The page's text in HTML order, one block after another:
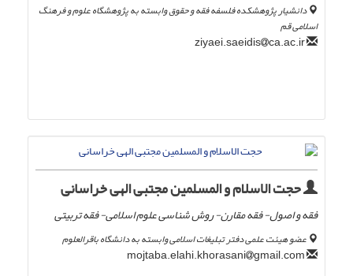
دانشیار پژوهشکده فلسفه فقه و حقوق وابسته به پژوهشگاه علوم و فرهنگ
اسلامی قم
ca.ac.ir
حجت الاسلام و المسلمین مجتبی الهی خراسانی
فقه و اصول- فقه مقارن- روش شناسی علوم اسلامی- فقه تربیتی
عضو هیئت علمی دفتر تبلیغات اسلامی وابسته به دانشگاه باقرالعلوم
gmail.com